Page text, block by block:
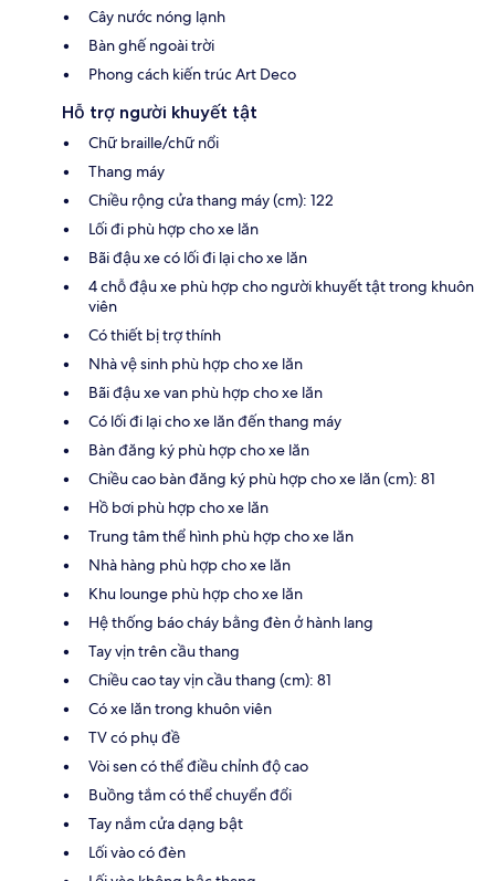
Cây nước nóng lạnh
Bàn ghế ngoài trời
Phong cách kiến trúc Art Deco
Hỗ trợ người khuyết tật
Chữ braille/chữ nổi
Thang máy
Chiều rộng cửa thang máy (cm): 122
Lối đi phù hợp cho xe lăn
Bãi đậu xe có lối đi lại cho xe lăn
4 chỗ đậu xe phù hợp cho người khuyết tật trong khuôn
viên
Có thiết bị trợ thính
Nhà vệ sinh phù hợp cho xe lăn
Bãi đậu xe van phù hợp cho xe lăn
Có lối đi lại cho xe lăn đến thang máy
Bàn đăng ký phù hợp cho xe lăn
Chiều cao bàn đăng ký phù hợp cho xe lăn (cm): 81
Hồ bơi phù hợp cho xe lăn
Trung tâm thể hình phù hợp cho xe lăn
Nhà hàng phù hợp cho xe lăn
Khu lounge phù hợp cho xe lăn
Hệ thống báo cháy bằng đèn ở hành lang
Tay vịn trên cầu thang
Chiều cao tay vịn cầu thang (cm): 81
Có xe lăn trong khuôn viên
TV có phụ đề
Vòi sen có thể điều chỉnh độ cao
Buồng tắm có thể chuyển đổi
Tay nắm cửa dạng bật
Lối vào có đèn